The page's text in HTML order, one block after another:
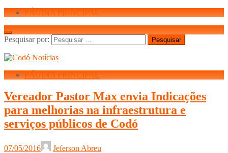
PÁGINA PRINCIPAL
Pesquisar por:
PÁGINA PRINCIPAL
Vereador Pastor Max envia Indicações
para melhorias na infraestrutura e
serviços públicos de Codó
07/05/2016 Jeferson Abreu